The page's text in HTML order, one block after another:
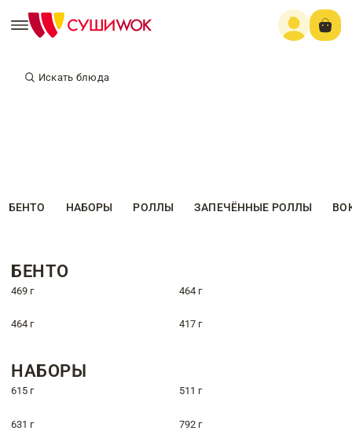
Искать блюда
БЕНТО НАБОРЫ РОЛЛЫ ЗАПЕЧЁННЫЕ РОЛЛЫ
БЕНТО
469 г 464 г
464 г 417 г
НАБОРЫ
615 г 511 г
631 г 792 г